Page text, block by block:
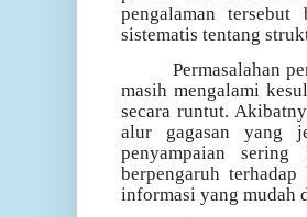
pengalaman
sistematis tentang
Permasalahan
masih mengalami
secara runtut.
alur gagasan yang
penyampaian
berpengaruh
informasi yang mudah